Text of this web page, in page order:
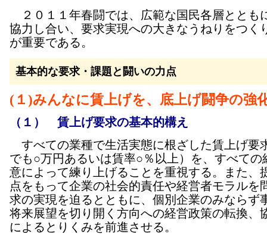
２０１１年春闘では、広範な国民各層ととも
協力し合い、要求実現への大きなうねりをつく
が重要である。
基本的な要求・課題と闘いの力点
(１)みんなに賃上げを、底上げ闘争の強
（１） 賃上げ要求の基本的構え
すべての業種で生活実態に根ざした賃上げ要
でも○万円あるいは賃率○％以上）を、すべての
意によって練り上げることを重視する。また、
点をもって企業の社会的責任や経営者モラルを
求の実現を迫るとともに、個別企業のみならず
将来展望を切り開く方向への経営政策の転換、
によるとりくみを前進させる。